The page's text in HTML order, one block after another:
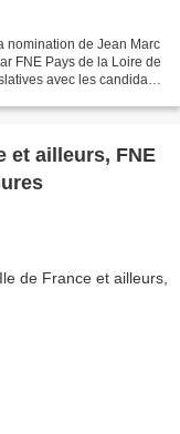
nomination de Jean Marc
FNE Pays de la Loire de
avec les candidats
et ailleurs, FNE